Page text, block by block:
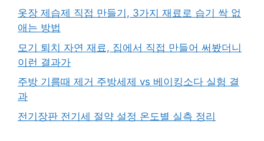
옷장 제습제 직접 만들기, 3가지 재료로 습기 싹 없
애는 방법
모기 퇴치 자연 재료, 집에서 직접 만들어 써봤더니
이런 결과가
주방 기름때 제거 주방세제 vs 베이킹소다 실험 결
과
전기장판 전기세 절약 설정 온도별 실측 정리